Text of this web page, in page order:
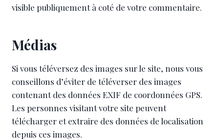
visible publiquement à coté de votre commentaire.
Médias
Si vous téléversez des images sur le site, nous vous
conseillons d’éviter de téléverser des images
contenant des données EXIF de coordonnées GPS.
Les personnes visitant votre site peuvent
télécharger et extraire des données de localisation
depuis ces images.